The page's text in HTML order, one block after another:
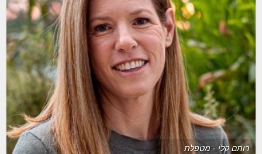
רותם קלי - מטפלת